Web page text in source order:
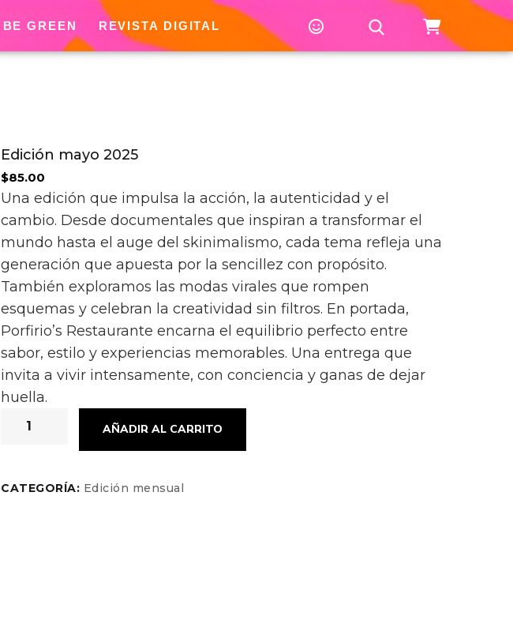
BE GREEN REVISTA DIGITAL
Edición mayo 2025
$85.00
Una edición que impulsa la acción, la autenticidad y el
cambio. Desde documentales que inspiran a transformar el
mundo hasta el auge del skinimalismo, cada tema refleja una
generación que apuesta por la sencillez con propósito.
También exploramos las modas virales que rompen
esquemas y celebran la creatividad sin filtros. En portada,
Porfirio’s Restaurante encarna el equilibrio perfecto entre
sabor, estilo y experiencias memorables. Una entrega que
invita a vivir intensamente, con conciencia y ganas de dejar
huella.
AÑADIR AL CARRITO
CATEGORÍA: Edición mensual